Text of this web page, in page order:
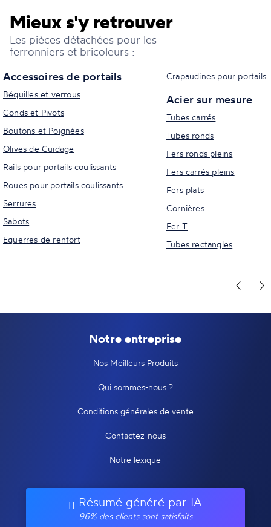
Mieux s'y retrouver
Les pièces détachées pour les
ferronniers et bricoleurs :
Accessoires de portails
Béquilles et verrous
Gonds et Pivots
Boutons et Poignées
Olives de Guidage
Rails pour portails coulissants
Roues pour portails coulissants
Serrures
Sabots
Equerres de renfort
Crapaudines pour portails
Acier sur mesure
Tubes carrés
Tubes ronds
Fers ronds pleins
Fers carrés pleins
Fers plats
Cornières
Fer T
Tubes rectangles
Notre entreprise
Nos Meilleurs Produits
Qui sommes-nous ?
Conditions générales de vente
Contactez-nous
Notre lexique
Résumé généré par IA
96% des clients sont satisfaits